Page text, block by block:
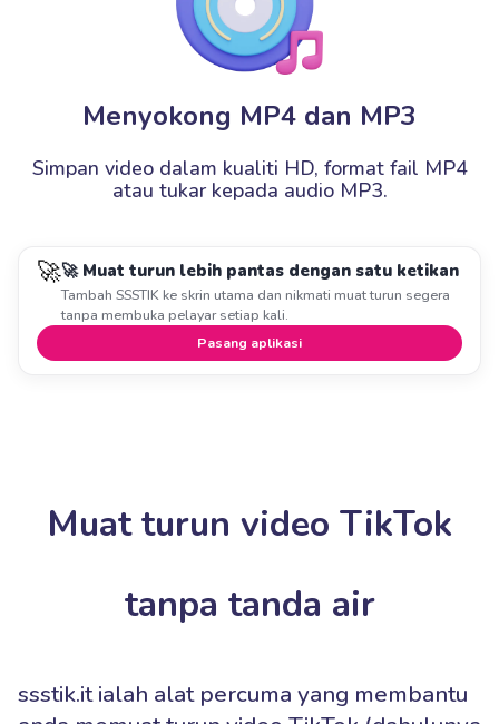
Menyokong MP4 dan MP3
Simpan video dalam kualiti HD, format fail MP4
atau tukar kepada audio MP3.
🚀🚀 Muat turun lebih pantas dengan satu ketikan
Tambah SSSTIK ke skrin utama dan nikmati muat turun segera
tanpa membuka pelayar setiap kali.
Pasang aplikasi
Muat turun video TikTok
tanpa tanda air
ssstik.it ialah alat percuma yang membantu